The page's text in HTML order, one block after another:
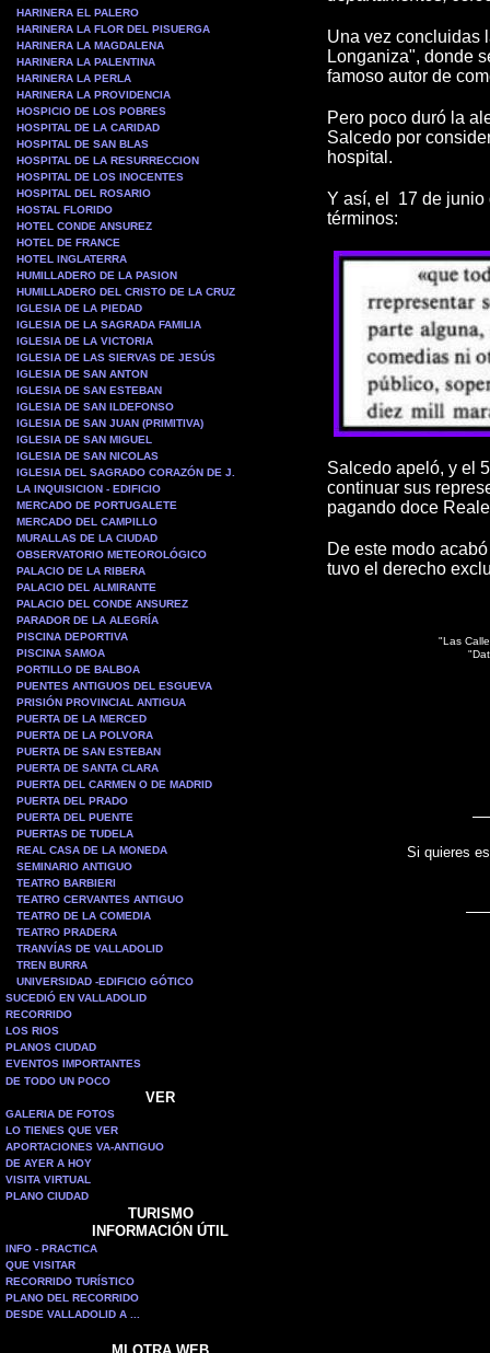
HARINERA EL PALERO
HARINERA LA FLOR DEL PISUERGA
HARINERA LA MAGDALENA
HARINERA LA PALENTINA
HARINERA LA PERLA
HARINERA LA PROVIDENCIA
HOSPICIO DE LOS POBRES
HOSPITAL DE LA CARIDAD
HOSPITAL DE SAN BLAS
HOSPITAL DE LA RESURRECCION
HOSPITAL DE LOS INOCENTES
HOSPITAL DEL ROSARIO
HOSTAL FLORIDO
HOTEL CONDE ANSUREZ
HOTEL DE FRANCE
HOTEL INGLATERRA
HUMILLADERO DE LA PASION
HUMILLADERO DEL CRISTO DE LA CRUZ
IGLESIA DE LA PIEDAD
IGLESIA DE LA SAGRADA FAMILIA
IGLESIA DE LA VICTORIA
IGLESIA DE LAS SIERVAS DE JESÚS
IGLESIA DE SAN ANTON
IGLESIA DE SAN ESTEBAN
IGLESIA DE SAN ILDEFONSO
IGLESIA DE SAN JUAN (PRIMITIVA)
IGLESIA DE SAN MIGUEL
IGLESIA DE SAN NICOLAS
IGLESIA DEL SAGRADO CORAZÓN DE J.
LA INQUISICION - EDIFICIO
MERCADO DE PORTUGALETE
MERCADO DEL CAMPILLO
MURALLAS DE LA CIUDAD
OBSERVATORIO METEOROLÓGICO
PALACIO DE LA RIBERA
PALACIO DEL ALMIRANTE
PALACIO DEL CONDE ANSUREZ
PARADOR DE LA ALEGRÍA
PISCINA DEPORTIVA
PISCINA SAMOA
PORTILLO DE BALBOA
PUENTES ANTIGUOS DEL ESGUEVA
PRISIÓN PROVINCIAL ANTIGUA
PUERTA DE LA MERCED
PUERTA DE LA POLVORA
PUERTA DE SAN ESTEBAN
PUERTA DE SANTA CLARA
PUERTA DEL CARMEN O DE MADRID
PUERTA DEL PRADO
PUERTA DEL PUENTE
PUERTAS DE TUDELA
REAL CASA DE LA MONEDA
SEMINARIO ANTIGUO
TEATRO BARBIERI
TEATRO CERVANTES ANTIGUO
TEATRO DE LA COMEDIA
TEATRO PRADERA
TRANVÍAS DE VALLADOLID
TREN BURRA
UNIVERSIDAD -EDIFICIO GÓTICO
SUCEDIÓ EN VALLADOLID
RECORRIDO
LOS RIOS
PLANOS CIUDAD
EVENTOS IMPORTANTES
DE TODO UN POCO
VER
GALERIA DE FOTOS
LO TIENES QUE VER
APORTACIONES VA-ANTIGUO
DE AYER A HOY
VISITA VIRTUAL
PLANO CIUDAD
TURISMO
INFORMACIÓN ÚTIL
INFO - PRACTICA
QUE VISITAR
RECORRIDO TURÍSTICO
PLANO DEL RECORRIDO
DESDE VALLADOLID A ...
Una vez concluidas
Longaniza", donde
famoso autor de
Pero poco duró la
Salcedo por
hospital.
Y así, el 17 de junio
términos:
Salcedo apeló, y el
continuar sus
pagando doce
De este modo
tuvo el derecho
"Las
Si quieres